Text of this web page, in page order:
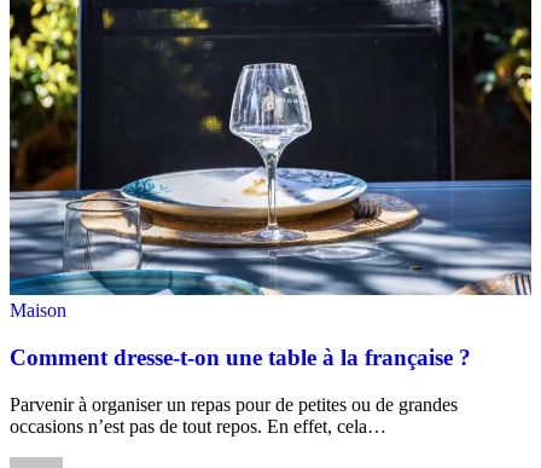
Maison
Comment dresse-t-on une table à la française ?
Parvenir à organiser un repas pour de petites ou de grandes
occasions n’est pas de tout repos. En effet, cela…